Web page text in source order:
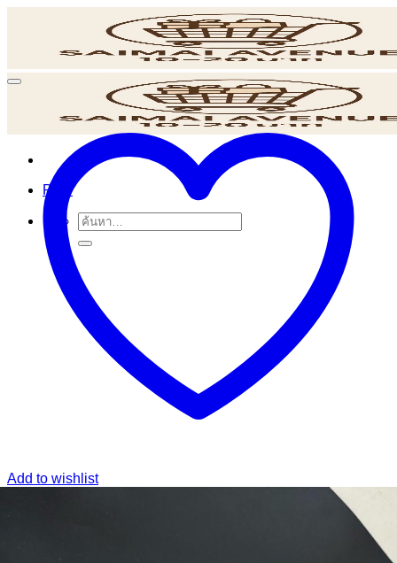
เนื้อหา
POS
ค้นหา:
Add to wishlist